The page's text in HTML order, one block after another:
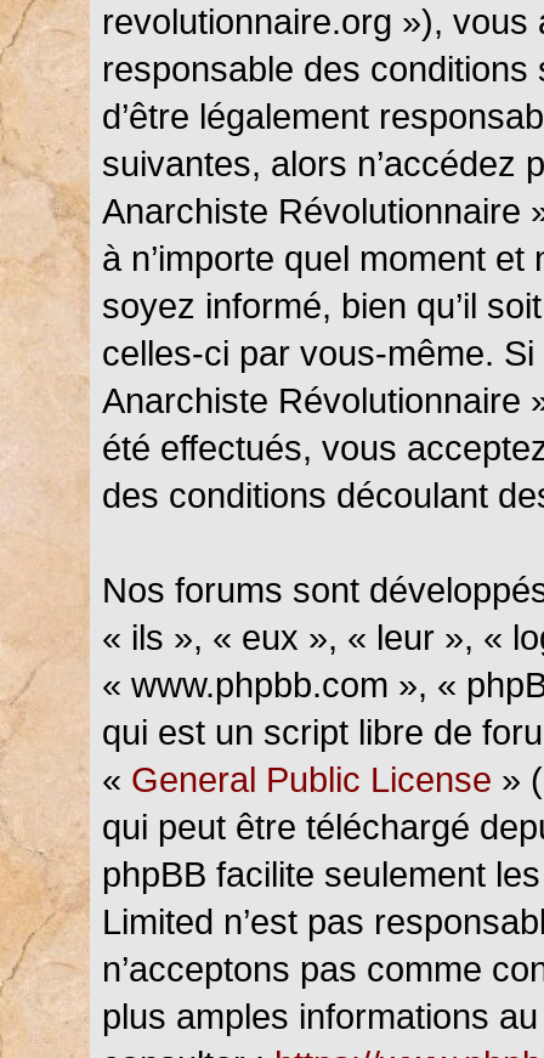
revolutionnaire.org »), vous
responsable des conditions
d’être légalement
suivantes, alors n’accédez
Anarchiste Révolutionnaire
à n’importe quel moment
soyez informé, bien qu’il
celles-ci par vous-même.
Anarchiste Révolutionnaire
été effectués, vous
des conditions découlant
Nos forums sont
« ils », « eux », « leur », «
« www.phpbb.com », «
qui est un script libre de
« General Public License »
qui peut être téléchargé
phpBB facilite seulement
Limited n’est pas
n’acceptons pas comme
plus amples informations